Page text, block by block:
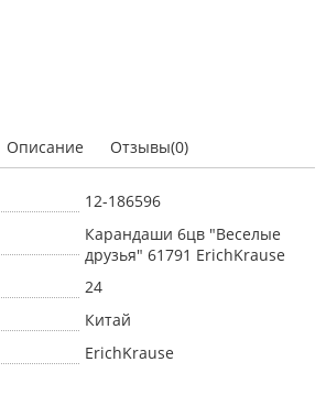
Описание Отзывы(0)
12-186596
Карандаши 6цв "Веселые
друзья" 61791 ErichKrause
24
Китай
ErichKrause